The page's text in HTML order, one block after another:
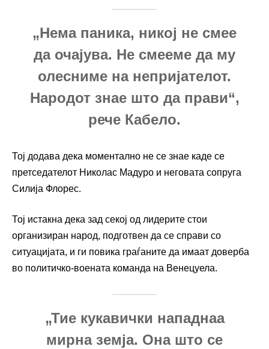
„Нема паника, никој не смее
да очајува. Не смееме да му
олесниме на непријателот.
Народот знае што да прави“,
рече Кабело.
Тој додава дека моментално не се знае каде се
претседателот Николас Мадуро и неговата сопруга
Силија Флорес.
Тој истакна дека зад секој од лидерите стои
организиран народ, подготвен да се справи со
ситуацијата, и ги повика граѓаните да имаат доверба
во политичко-воената команда на Венецуела.
„Тие кукавички нападнаа
мирна земја. Она што се